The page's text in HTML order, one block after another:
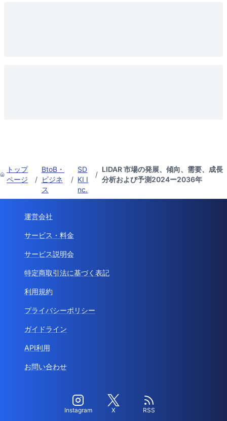
トップ
ページ
/
BtoB・
ビジネ
ス
/
SD
KI I
nc.
/
LIDAR 市場の発展、傾向、需要、成長
分析および予測2024ー2036年
運営会社
サービス・料金
サービス説明会
特定商取引法に基づく表記
利用規約
プライバシーポリシー
ガイドライン
API利用
お問い合わせ
Instagram X RSS